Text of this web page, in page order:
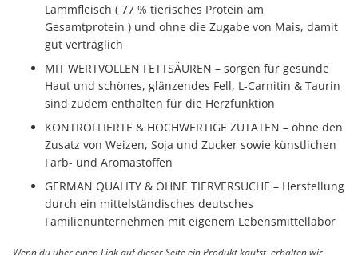
Lammfleisch ( 77 % tierisches Protein am
Gesamtprotein ) und ohne die Zugabe von Mais, damit
gut verträglich
MIT WERTVOLLEN FETTSÄUREN – sorgen für gesunde
Haut und schönes, glänzendes Fell, L-Carnitin & Taurin
sind zudem enthalten für die Herzfunktion
KONTROLLIERTE & HOCHWERTIGE ZUTATEN – ohne den
Zusatz von Weizen, Soja und Zucker sowie künstlichen
Farb- und Aromastoffen
GERMAN QUALITY & OHNE TIERVERSUCHE – Herstellung
durch ein mittelständisches deutsches
Familienunternehmen mit eigenem Lebensmittellabor
Wenn du über einen Link auf dieser Seite ein Produkt kaufst, erhalten wir